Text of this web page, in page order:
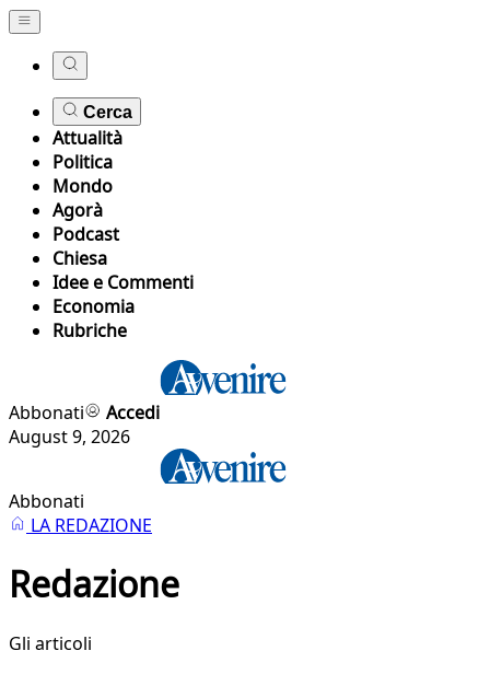
Cerca
Attualità
Politica
Mondo
Agorà
Podcast
Chiesa
Idee e Commenti
Economia
Rubriche
Abbonati
Accedi
August 9, 2026
Abbonati
LA REDAZIONE
Redazione
Gli articoli